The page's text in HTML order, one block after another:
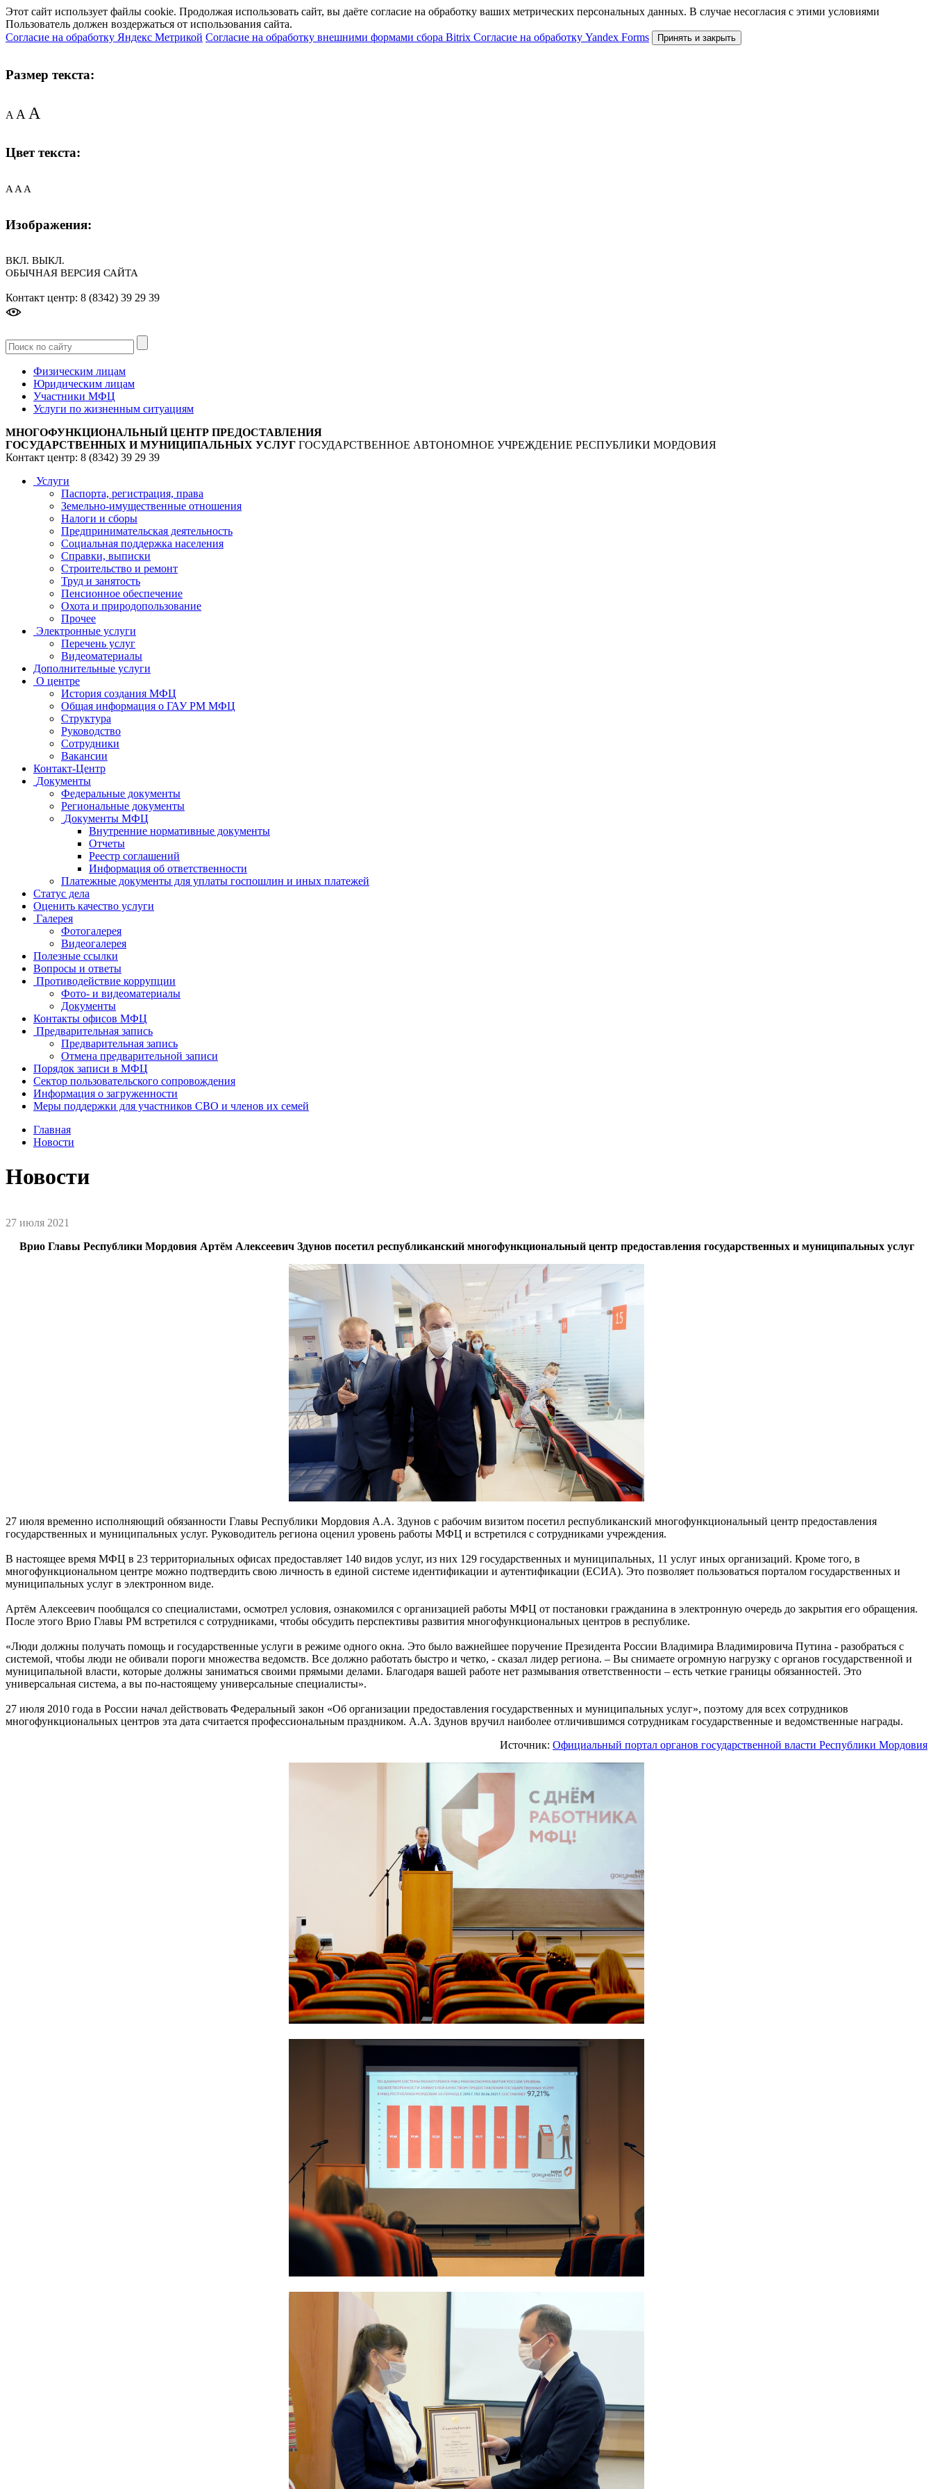
Этот сайт использует файлы cookie. Продолжая использовать сайт, вы даёте согласие на обработку ваших метрических персональных данных. В случае несогласия с этими условиями
Пользователь должен воздержаться от использования сайта.
Согласие на обработку Яндекс Метрикой Согласие на обработку внешними формами сбора Bitrix Согласие на обработку Yandex Forms Принять и закрыть
Размер текста:
AAA
Цвет текста:
A A A
Изображения:
ВКЛ. ВЫКЛ.
ОБЫЧНАЯ ВЕРСИЯ САЙТА
Контакт центр: 8 (8342) 39 29 39
Физическим лицам
Юридическим лицам
Участники МФЦ
Услуги по жизненным ситуациям
МНОГОФУНКЦИОНАЛЬНЫЙ ЦЕНТР ПРЕДОСТАВЛЕНИЯ
ГОСУДАРСТВЕННЫХ И МУНИЦИПАЛЬНЫХ УСЛУГ ГОСУДАРСТВЕННОЕ АВТОНОМНОЕ УЧРЕЖДЕНИЕ РЕСПУБЛИКИ МОРДОВИЯ
Контакт центр: 8 (8342) 39 29 39
Услуги
Паспорта, регистрация, права
Земельно-имущественные отношения
Налоги и сборы
Предпринимательская деятельность
Социальная поддержка населения
Справки, выписки
Строительство и ремонт
Труд и занятость
Пенсионное обеспечение
Охота и природопользование
Прочее
Электронные услуги
Перечень услуг
Видеоматериалы
Дополнительные услуги
О центре
История создания МФЦ
Общая информация о ГАУ РМ МФЦ
Структура
Руководство
Сотрудники
Вакансии
Контакт-Центр
Документы
Федеральные документы
Региональные документы
Документы МФЦ
Внутренние нормативные документы
Отчеты
Реестр соглашений
Информация об ответственности
Платежные документы для уплаты госпошлин и иных платежей
Статус дела
Оценить качество услуги
Галерея
Фотогалерея
Видеогалерея
Полезные ссылки
Вопросы и ответы
Противодействие коррупции
Фото- и видеоматериалы
Документы
Контакты офисов МФЦ
Предварительная запись
Предварительная запись
Отмена предварительной записи
Порядок записи в МФЦ
Сектор пользовательского сопровождения
Информация о загруженности
Меры поддержки для участников СВО и членов их семей
Главная
Новости
Новости
27 июля 2021
Врио Главы Республики Мордовия Артём Алексеевич Здунов посетил республиканский многофункциональный центр предоставления государственных и муниципальных услуг
27 июля временно исполняющий обязанности Главы Республики Мордовия А.А. Здунов с рабочим визитом посетил республиканский многофункциональный центр предоставления
государственных и муниципальных услуг. Руководитель региона оценил уровень работы МФЦ и встретился с сотрудниками учреждения.
В настоящее время МФЦ в 23 территориальных офисах предоставляет 140 видов услуг, из них 129 государственных и муниципальных, 11 услуг иных организаций. Кроме того, в
многофункциональном центре можно подтвердить свою личность в единой системе идентификации и аутентификации (ЕСИА). Это позволяет пользоваться порталом государственных и
муниципальных услуг в электронном виде.
Артём Алексеевич пообщался со специалистами, осмотрел условия, ознакомился с организацией работы МФЦ от постановки гражданина в электронную очередь до закрытия его обращения.
После этого Врио Главы РМ встретился с сотрудниками, чтобы обсудить перспективы развития многофункциональных центров в республике.
«Люди должны получать помощь и государственные услуги в режиме одного окна. Это было важнейшее поручение Президента России Владимира Владимировича Путина - разобраться с
системой, чтобы люди не обивали пороги множества ведомств. Все должно работать быстро и четко, - сказал лидер региона. – Вы снимаете огромную нагрузку с органов государственной и
муниципальной власти, которые должны заниматься своими прямыми делами. Благодаря вашей работе нет размывания ответственности – есть четкие границы обязанностей. Это
универсальная система, а вы по-настоящему универсальные специалисты».
27 июля 2010 года в России начал действовать Федеральный закон «Об организации предоставления государственных и муниципальных услуг», поэтому для всех сотрудников
многофункциональных центров эта дата считается профессиональным праздником. А.А. Здунов вручил наиболее отличившимся сотрудникам государственные и ведомственные награды.
Источник: Официальный портал органов государственной власти Республики Мордовия